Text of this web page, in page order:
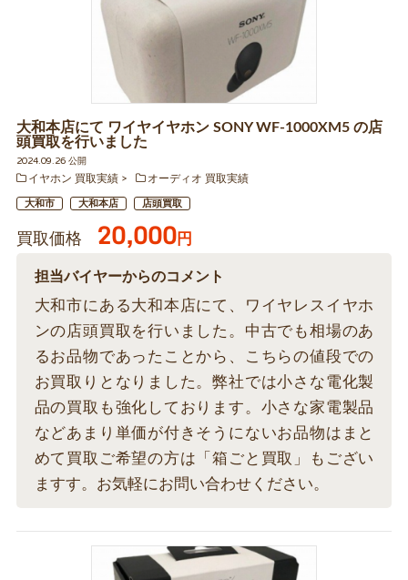
大和本店にて ワイヤイヤホン SONY WF-1000XM5 の店
頭買取を行いました
2024.09.26 公開
イヤホン 買取実績
オーディオ 買取実績
大和市 大和本店 店頭買取
買取価格 20,000円
担当バイヤーからのコメント
大和市にある大和本店にて、ワイヤレスイヤホ
ンの店頭買取を行いました。中古でも相場のあ
るお品物であったことから、こちらの値段での
お買取りとなりました。弊社では小さな電化製
品の買取も強化しております。小さな家電製品
などあまり単価が付きそうにないお品物はまと
めて買取ご希望の方は「箱ごと買取」もござい
ますす。お気軽にお問い合わせください。